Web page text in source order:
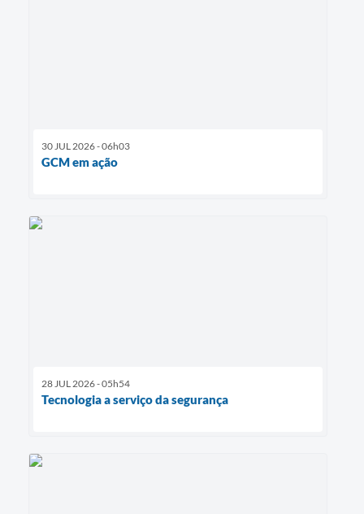
30 JUL 2026 - 06h03
GCM em ação
28 JUL 2026 - 05h54
Tecnologia a serviço da segurança